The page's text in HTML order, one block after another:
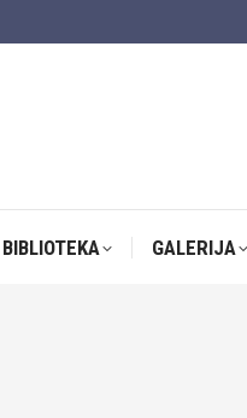
BIBLIOTEKA GALERIJA
BIBLIOTEKA GALERIJA